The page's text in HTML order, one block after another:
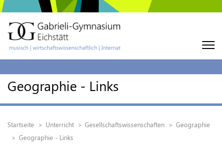
Geographie - Links
Startseite Unterricht Gesellschaftswissenschaften
Geographie
Geographie - Links